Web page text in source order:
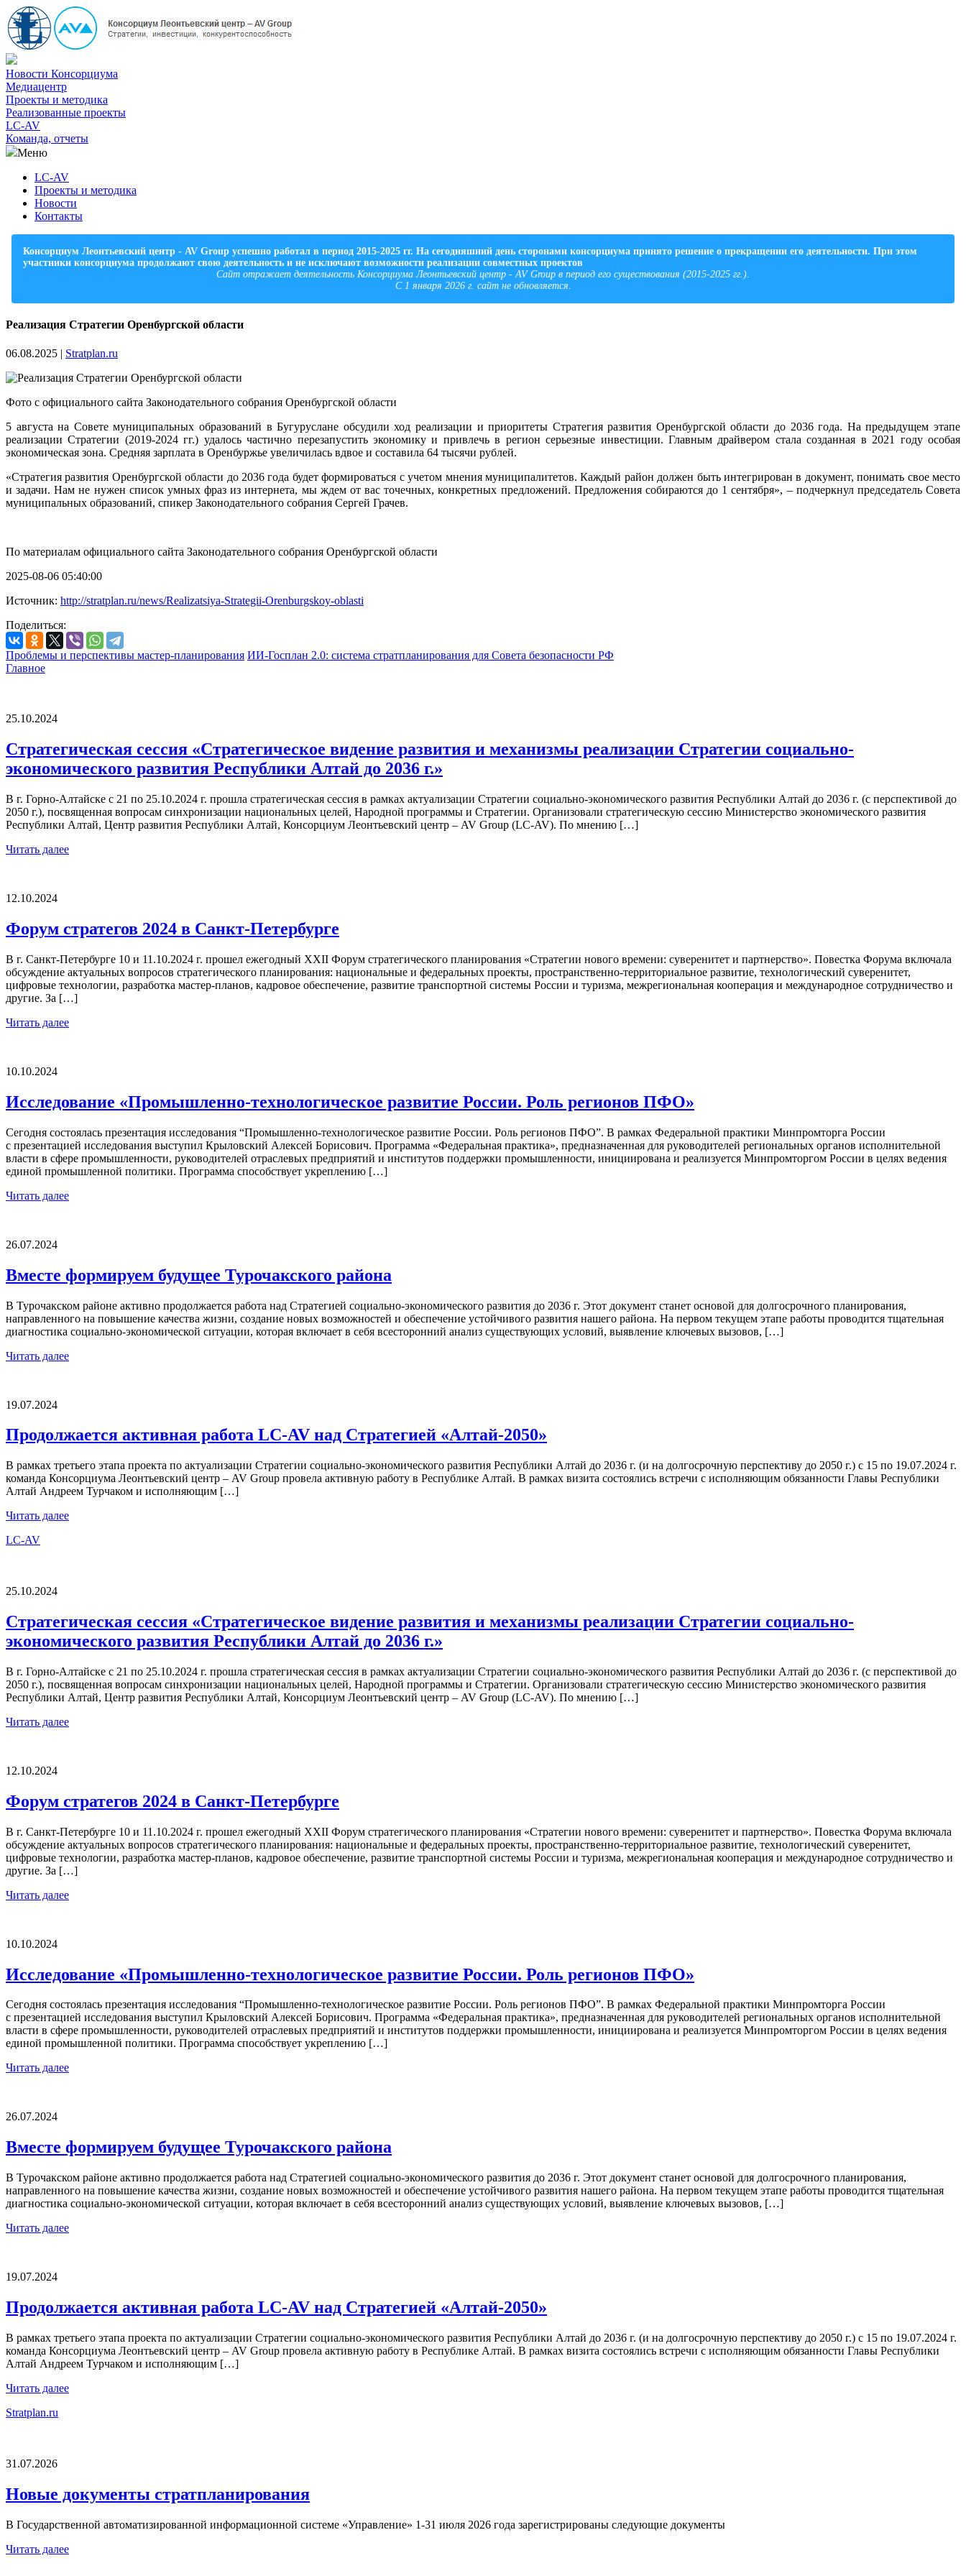
Новости Консорциума
Медиацентр
Проекты и методика
Реализованные проекты
LC-AV
Команда, отчеты
Меню
LC-AV
Проекты и методика
Новости
Контакты
Консорциум Леонтьевский центр - AV Group успешно работал в период 2015-2025 гг. На сегодняшний день сторонами консорциума принято решение о прекращении его деятельности. При этом
участники консорциума продолжают свою деятельность и не исключают возможности реализации совместных проектов
Сайт отражает деятельность Консорциума Леонтьевский центр - AV Group в период его существования (2015-2025 гг.).
С 1 января 2026 г. сайт не обновляется.
Реализация Стратегии Оренбургской области
06.08.2025 | Stratplan.ru
Фото с официального сайта Законодательного собрания Оренбургской области
5 августа на Совете муниципальных образований вБугуруслане обсудили ход реализации и приоритеты Стратегия развития Оренбургской области до 2036 года. На предыдущем этапе
реализации Стратегии (2019-2024 гг.) удалось частично перезапустить экономику и привлечь в регион серьезные инвестиции. Главным драйвером стала созданная в 2021 году особая
экономическая зона. Средняя зарплата в Оренбуржье увеличилась вдвое и составила 64 тысячи рублей.
«Стратегия развития Оренбургской области до 2036 года будет формироваться с учетом мнения муниципалитетов. Каждый район должен быть интегрирован в документ, понимать свое место
и задачи. Нам не нужен список умных фраз из интернета, мы ждем от вас точечных, конкретных предложений. Предложения собираются до 1 сентября», – подчеркнул председатель Совета
муниципальных образований, спикер Законодательного собрания Сергей Грачев.
По материалам официального сайта Законодательного собрания Оренбургской области
2025-08-06 05:40:00
Источник: http://stratplan.ru/news/Realizatsiya-Strategii-Orenburgskoy-oblasti
Поделиться:
Проблемы и перспективы мастер-планирования ИИ-Госплан 2.0: система стратпланирования для Совета безопасности РФ
Главное
25.10.2024
Стратегическая сессия «Стратегическое видение развития и механизмы реализации Стратегии социально-
экономического развития Республики Алтай до 2036 г.»
В г. Горно-Алтайске с 21 по 25.10.2024 г. прошла стратегическая сессия в рамках актуализации Стратегии социально-экономического развития Республики Алтай до 2036 г. (с перспективой до
2050 г.), посвященная вопросам синхронизации национальных целей, Народной программы и Стратегии. Организовали стратегическую сессию Министерство экономического развития
Республики Алтай, Центр развития Республики Алтай, Консорциум Леонтьевский центр – AV Group (LC-AV). По мнению […]
Читать далее
12.10.2024
Форум стратегов 2024 в Санкт-Петербурге
В г. Санкт-Петербурге 10 и 11.10.2024 г. прошел ежегодный XXII Форум стратегического планирования «Стратегии нового времени: суверенитет и партнерство». Повестка Форума включала
обсуждение актуальных вопросов стратегического планирования: национальные и федеральных проекты, пространственно-территориальное развитие, технологический суверенитет,
цифровые технологии, разработка мастер-планов, кадровое обеспечение, развитие транспортной системы России и туризма, межрегиональная кооперация и международное сотрудничество и
другие. За […]
Читать далее
10.10.2024
Исследование «Промышленно-технологическое развитие России. Роль регионов ПФО»
Сегодня состоялась презентация исследования “Промышленно-технологическое развитие России. Роль регионов ПФО”. В рамках Федеральной практики Минпромторга России
с презентацией исследования выступил Крыловский Алексей Борисович. Программа «Федеральная практика», предназначенная для руководителей региональных органов исполнительной
власти в сфере промышленности, руководителей отраслевых предприятий и институтов поддержки промышленности, инициирована и реализуется Минпромторгом России в целях ведения
единой промышленной политики. Программа способствует укреплению […]
Читать далее
26.07.2024
Вместе формируем будущее Турочакского района
В Турочакском районе активно продолжается работа над Стратегией социально-экономического развития до 2036 г. Этот документ станет основой для долгосрочного планирования,
направленного на повышение качества жизни, создание новых возможностей и обеспечение устойчивого развития нашего района. На первом текущем этапе работы проводится тщательная
диагностика социально-экономической ситуации, которая включает в себя всесторонний анализ существующих условий, выявление ключевых вызовов, […]
Читать далее
19.07.2024
Продолжается активная работа LC-AV над Стратегией «Алтай-2050»
В рамках третьего этапа проекта по актуализации Стратегии социально-экономического развития Республики Алтай до 2036 г. (и на долгосрочную перспективу до 2050 г.) с 15 по 19.07.2024 г.
команда Консорциума Леонтьевский центр – AV Group провела активную работу в Республике Алтай. В рамках визита состоялись встречи с исполняющим обязанности Главы Республики
Алтай Андреем Турчаком и исполняющим […]
Читать далее
LC-AV
25.10.2024
Стратегическая сессия «Стратегическое видение развития и механизмы реализации Стратегии социально-
экономического развития Республики Алтай до 2036 г.»
В г. Горно-Алтайске с 21 по 25.10.2024 г. прошла стратегическая сессия в рамках актуализации Стратегии социально-экономического развития Республики Алтай до 2036 г. (с перспективой до
2050 г.), посвященная вопросам синхронизации национальных целей, Народной программы и Стратегии. Организовали стратегическую сессию Министерство экономического развития
Республики Алтай, Центр развития Республики Алтай, Консорциум Леонтьевский центр – AV Group (LC-AV). По мнению […]
Читать далее
12.10.2024
Форум стратегов 2024 в Санкт-Петербурге
В г. Санкт-Петербурге 10 и 11.10.2024 г. прошел ежегодный XXII Форум стратегического планирования «Стратегии нового времени: суверенитет и партнерство». Повестка Форума включала
обсуждение актуальных вопросов стратегического планирования: национальные и федеральных проекты, пространственно-территориальное развитие, технологический суверенитет,
цифровые технологии, разработка мастер-планов, кадровое обеспечение, развитие транспортной системы России и туризма, межрегиональная кооперация и международное сотрудничество и
другие. За […]
Читать далее
10.10.2024
Исследование «Промышленно-технологическое развитие России. Роль регионов ПФО»
Сегодня состоялась презентация исследования “Промышленно-технологическое развитие России. Роль регионов ПФО”. В рамках Федеральной практики Минпромторга России
с презентацией исследования выступил Крыловский Алексей Борисович. Программа «Федеральная практика», предназначенная для руководителей региональных органов исполнительной
власти в сфере промышленности, руководителей отраслевых предприятий и институтов поддержки промышленности, инициирована и реализуется Минпромторгом России в целях ведения
единой промышленной политики. Программа способствует укреплению […]
Читать далее
26.07.2024
Вместе формируем будущее Турочакского района
В Турочакском районе активно продолжается работа над Стратегией социально-экономического развития до 2036 г. Этот документ станет основой для долгосрочного планирования,
направленного на повышение качества жизни, создание новых возможностей и обеспечение устойчивого развития нашего района. На первом текущем этапе работы проводится тщательная
диагностика социально-экономической ситуации, которая включает в себя всесторонний анализ существующих условий, выявление ключевых вызовов, […]
Читать далее
19.07.2024
Продолжается активная работа LC-AV над Стратегией «Алтай-2050»
В рамках третьего этапа проекта по актуализации Стратегии социально-экономического развития Республики Алтай до 2036 г. (и на долгосрочную перспективу до 2050 г.) с 15 по 19.07.2024 г.
команда Консорциума Леонтьевский центр – AV Group провела активную работу в Республике Алтай. В рамках визита состоялись встречи с исполняющим обязанности Главы Республики
Алтай Андреем Турчаком и исполняющим […]
Читать далее
Stratplan.ru
31.07.2026
Новые документы стратпланирования
В Государственной автоматизированной информационной системе «Управление» 1-31 июля 2026 года зарегистрированы следующие документы
Читать далее